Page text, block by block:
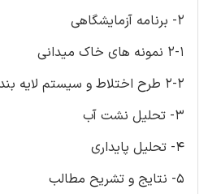
2- برنامه آزمایشگاهی
2-1 نمونه های خاک میدانی
2-2 طرح اختلاط و سیستم لایه بندی
3- تحلیل نشت آب
4- تحلیل پایداری
5- نتایج و تشریح مطالب